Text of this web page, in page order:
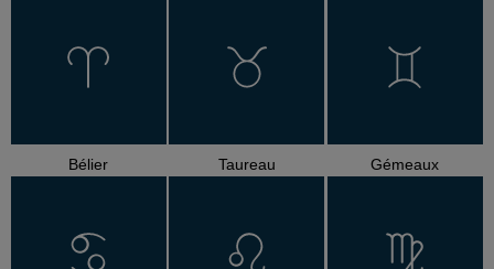
Bélier Taureau Gémeaux